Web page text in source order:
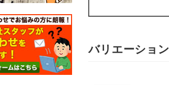
バリエーション